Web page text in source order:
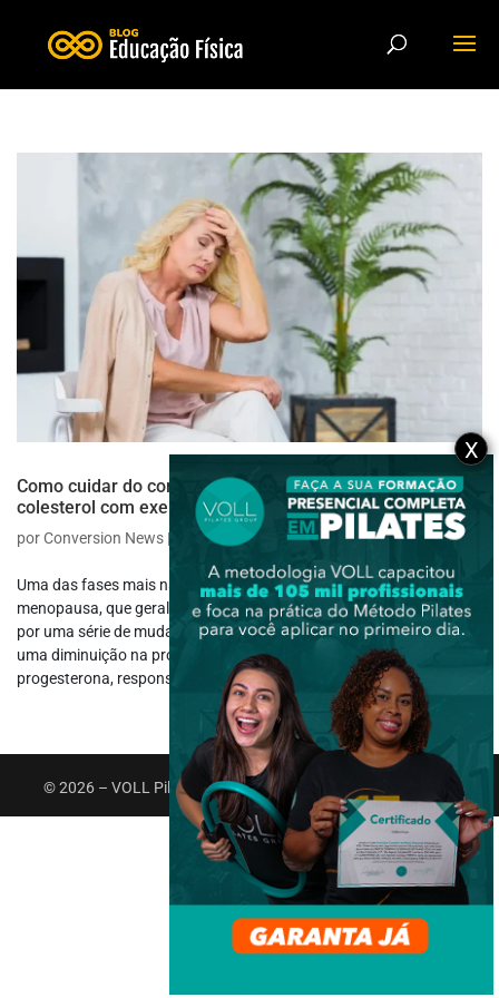
Como cuidar do coração na menopausa e controlar o
colesterol com exercícios
porConversion News | set 22, 2025 Saúde e Bem-estar
Uma das fases mais naturais da vida da mulher é a famosa
menopausa, que geralmente ocorre entre 45 e 55 anos, marcada
por uma série de mudanças hormonais. Durante esse período, há
uma diminuição na produção de hormônios como estrogênio e
progesterona, responsáveis...
© 2026 – VOLL Pilates Group. Todos os direitos reservados.
X